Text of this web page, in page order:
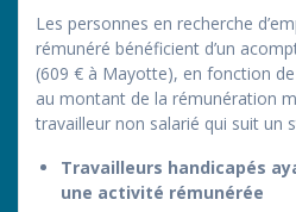
Les personnes en recherche
rémunéré bénéficient d’un
(609 € à Mayotte), en fonction
au montant de la rémunération
travailleur non salarié qui suit un
Travailleurs handicapés
une activité rémunérée